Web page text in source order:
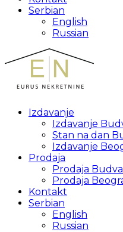
Serbian
English
Russian
Izdavanje
Izdavanje
Stan na dan
Izdavanje
Prodaja
Prodaja Budva
Prodaja
Kontakt
Serbian
English
Russian